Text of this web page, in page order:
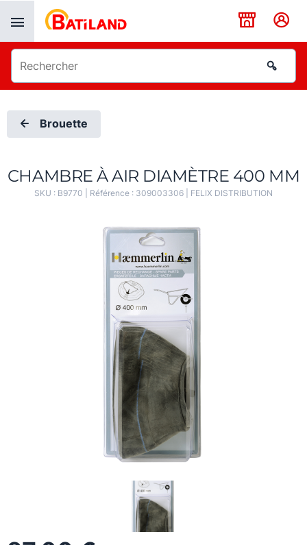
Brouette
CHAMBRE À AIR DIAMÈTRE 400 MM
SKU : B9770 | Référence : 309003306 FELIX DISTRIBUTION
Panneau de gestion des cookies